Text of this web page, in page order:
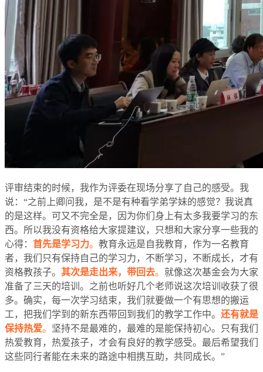
评审结束的时候，我作为评委在现场分享了自己的感受。我
说：“之前上卿问我，是不是有种看学弟学妹的感觉？我说真
的是这样。可又不完全是，因为你们身上有太多我要学习的东
西。所以我没有资格给大家提建议，只想和大家分享一些我的
心得： 首先是学习力。 教育永远是自我教育，作为一名教育
者，我们只有保持自己的学习力，不断学习，不断成长，才有
资格教孩子。 其次是走出来，带回去。 就像这次基金会为大家
准备了三天的培训。之前也听好几个老师说这次培训收获了很
多。确实，每一次学习结束，我们就要做一个有思想的搬运
工，把我们学到的新东西带回到我们的教学工作中。 还有就是
保持热爱。 坚持不是最难的，最难的是能保持初心。只有我们
热爱教育，热爱孩子，才会有良好的教学感受。最后希望我们
这些同行者能在未来的路途中相携互助，共同成长。”